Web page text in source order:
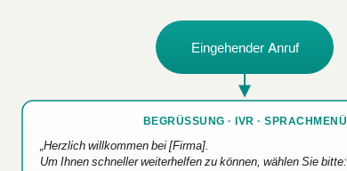
Eingehender Anruf
BEGRÜSSUNG · IVR · SPRACHMENÜ
„Herzlich willkommen bei [Firma].
Um Ihnen schneller weiterhelfen zu können, wählen Sie bitte: